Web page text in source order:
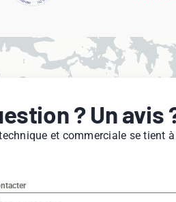
? Un avis
et commerciale se tient